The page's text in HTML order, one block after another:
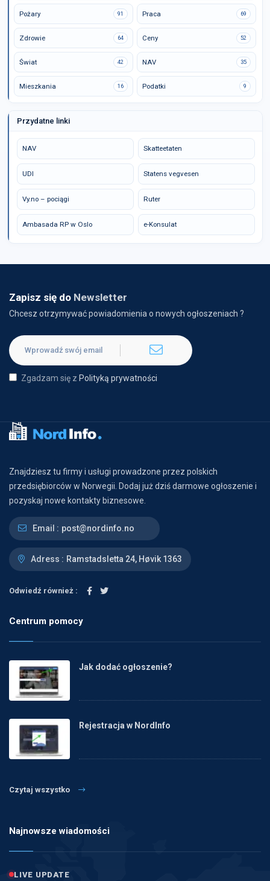
Pożary 91 Praca 69
Zdrowie 64 Ceny 52
Świat 42 NAV 35
Mieszkania 16 Podatki 9
Przydatne linki
NAV Skatteetaten
UDI Statens vegvesen
Vy.no – pociągi Ruter
Ambasada RP w Oslo e-Konsulat
Zapisz się do Newsletter
Chcesz otrzymywać powiadomienia o nowych ogłoszeniach ?
Zgadzam się z Polityką prywatności
Znajdziesz tu firmy i usługi prowadzone przez polskich
przedsiębiorców w Norwegii. Dodaj już dziś darmowe ogłoszenie i
pozyskaj nowe kontakty biznesowe.
Email : post@nordinfo.no
Adress : Ramstadsletta 24, Høvik 1363
Odwiedź również :
Centrum pomocy
Jak dodać ogłoszenie?
Rejestracja w NordInfo
Czytaj wszystko
Najnowsze wiadomości
LIVE UPDATE